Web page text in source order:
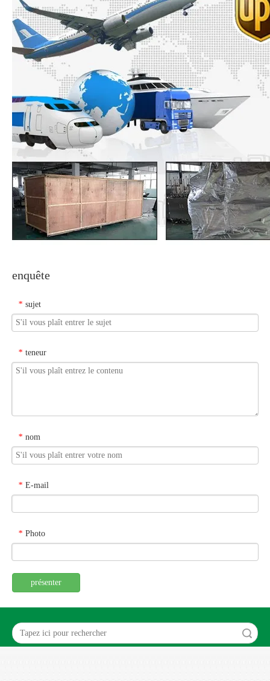
enquête
* sujet
* teneur
* nom
* E-mail
* Photo
présenter